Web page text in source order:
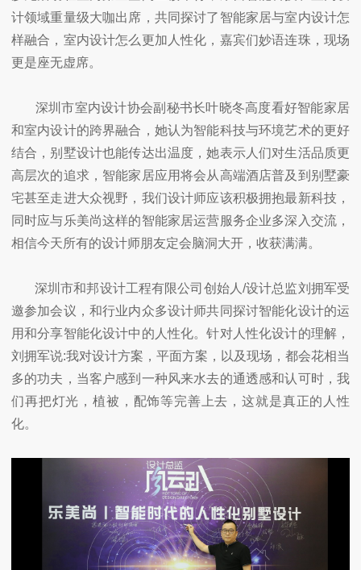
计领域重量级大咖出席，共同探讨了智能家居与室内设计怎
样融合，室内设计怎么更加人性化，嘉宾们妙语连珠，现场
更是座无虚席。
深圳市室内设计协会副秘书长叶晓冬高度看好智能家居
和室内设计的跨界融合，她认为智能科技与环境艺术的更好
结合，别墅设计也能传达出温度，她表示人们对生活品质更
高层次的追求，智能家居应用将会从高端酒店普及到别墅豪
宅甚至走进大众视野，我们设计师应该积极拥抱最新科技，
同时应与乐美尚这样的智能家居运营服务企业多深入交流，
相信今天所有的设计师朋友定会脑洞大开，收获满满。
深圳市和邦设计工程有限公司创始人/设计总监刘拥军受
邀参加会议，和行业内众多设计师共同探讨智能化设计的运
用和分享智能化设计中的人性化。针对人性化设计的理解，
刘拥军说:我对设计方案，平面方案，以及现场，都会花相当
多的功夫，当客户感到一种风来水去的通透感和认可时，我
们再把灯光，植被，配饰等完善上去，这就是真正的人性
化。